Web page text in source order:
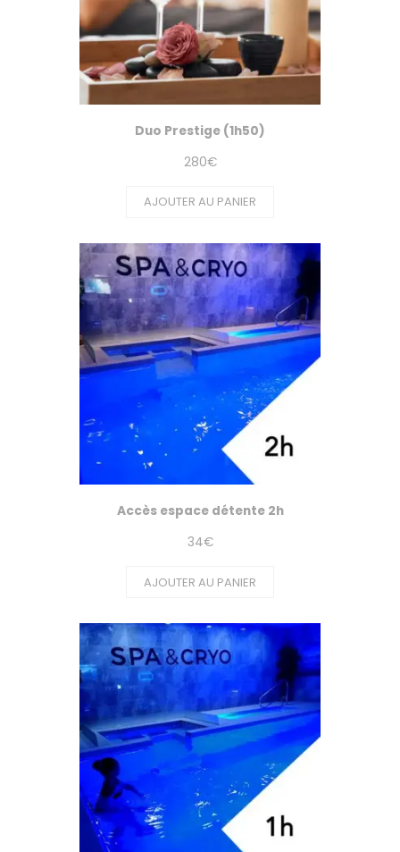
Duo Prestige (1h50)
280€
AJOUTER AU PANIER
Accès espace détente 2h
34€
AJOUTER AU PANIER